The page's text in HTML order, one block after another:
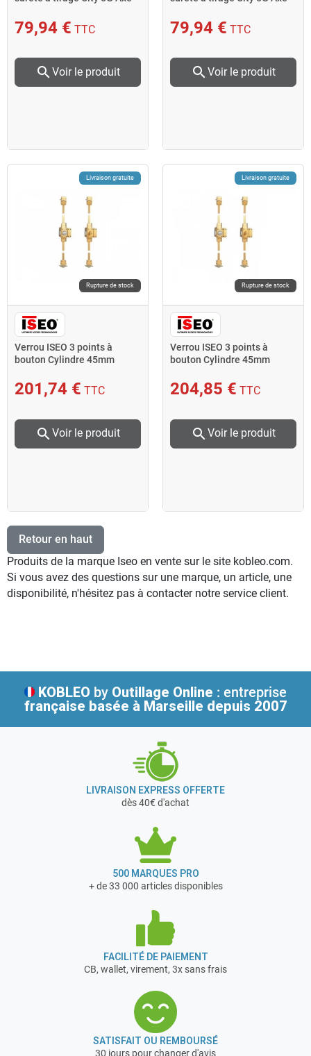
79,94 € TTC
search Voir le produit
79,94 € TTC
search Voir le produit
Livraison gratuite
Rupture de stock
Verrou ISEO 3 points à
bouton Cylindre 45mm
201,74 € TTC
search Voir le produit
Livraison gratuite
Rupture de stock
Verrou ISEO 3 points à
bouton Cylindre 45mm
204,85 € TTC
search Voir le produit
Retour en haut
Produits de la marque Iseo en vente sur le site kobleo.com.
Si vous avez des questions sur une marque, un article, une
disponibilité, n'hésitez pas à contacter notre service client.
KOBLEO by Outillage Online : entreprise
française basée à Marseille depuis 2007
LIVRAISON EXPRESS OFFERTE
dès 40€ d'achat
500 MARQUES PRO
+ de 33 000 articles disponibles
FACILITÉ DE PAIEMENT
CB, wallet, virement, 3x sans frais
SATISFAIT OU REMBOURSÉ
30 jours pour changer d'avis